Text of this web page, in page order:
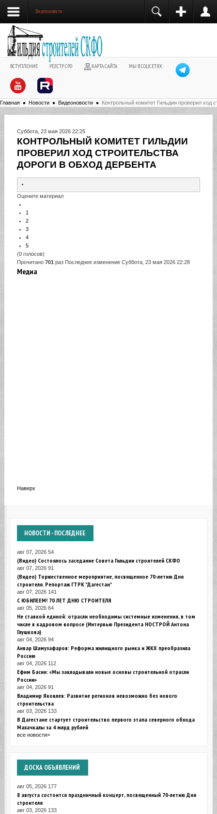
Видеоновости
ВСТУПЛЕНИЕ РЕЕСТР СРО КАРТА САЙТА МЫ В СОЦСЕТЯХ:
Главная Новости Видеоновости Контрольный комитет Гильдии проверил ход
Суббота, 23 мая 2026 22:25
КОНТРОЛЬНЫЙ КОМИТЕТ ГИЛЬДИИ
ПРОВЕРИЛ ХОД СТРОИТЕЛЬСТВА
ДОРОГИ В ОБХОД ДЕРБЕНТА
Оцените материал
1
2
3
4
5
(0 голосов)
Прочитано 701 раз Последнее изменение Суббота, 23 мая 2026 22:28
Медиа
Наверх
НОВОСТИ - ПОСЛЕДНЕЕ
авг 07, 2026 54
(Видео) Состоялось заседание Совета Гильдии строителей СКФО
авг 07, 2026 91
(Видео) Торжественное мероприятие, посвященное 70-летию Дня
строителя. Репортаж ГТРК "Дагестан"
авг 07, 2026 141
С ЮБИЛЕЕМ! 70 ЛЕТ ДНЮ СТРОИТЕЛЯ
авг 05, 2026 64
Не ставкой единой: отрасли необходимы системные изменения, в том
числе в кадровом вопросе (Интервью Президента НОСТРОЙ Антона
Глушкова)
авг 04, 2026 94
Анвар Шамузафаров: Реформа жилищного рынка и ЖКХ преобразила
Россию
авг 04, 2026 112
Ефим Басин: «Мы закладывали новые основы строительной отрасли
России»
авг 04, 2026 91
Владимир Яковлев: Развитие регионов невозможно без нового
строительства
авг 03, 2026 133
В Дагестане стартует строительство первого этапа северного обхода
Махачкалы за 4 млрд рублей
все новости>
ДОСКА ОБЪЯВЛЕНИЙ
авг 05, 2026 177
8 августа состоится праздничный концерт, посвященный 70-летию Дня
строителя
авг 03, 2026 133